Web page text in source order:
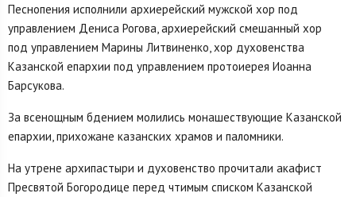
Песнопения исполнили архиерейский мужской хор под
управлением Дениса Рогова, архиерейский смешанный хор
под управлением Марины Литвиненко, хор духовенства
Казанской епархии под управлением протоиерея Иоанна
Барсукова.
За всенощным бдением молились монашествующие Казанской
епархии, прихожане казанских храмов и паломники.
На утрене архипастыри и духовенство прочитали акафист
Пресвятой Богородице перед чтимым списком Казанской